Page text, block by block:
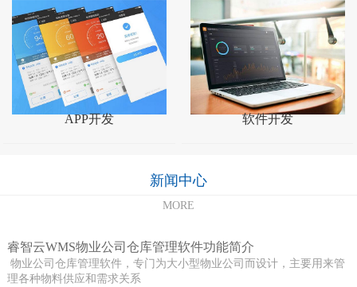
APP开发 软件开发
新闻中心
MORE
睿智云WMS物业公司仓库管理软件功能简介
物业公司仓库管理软件，专门为大小型物业公司而设计，主要用来管
理各种物料供应和需求关系